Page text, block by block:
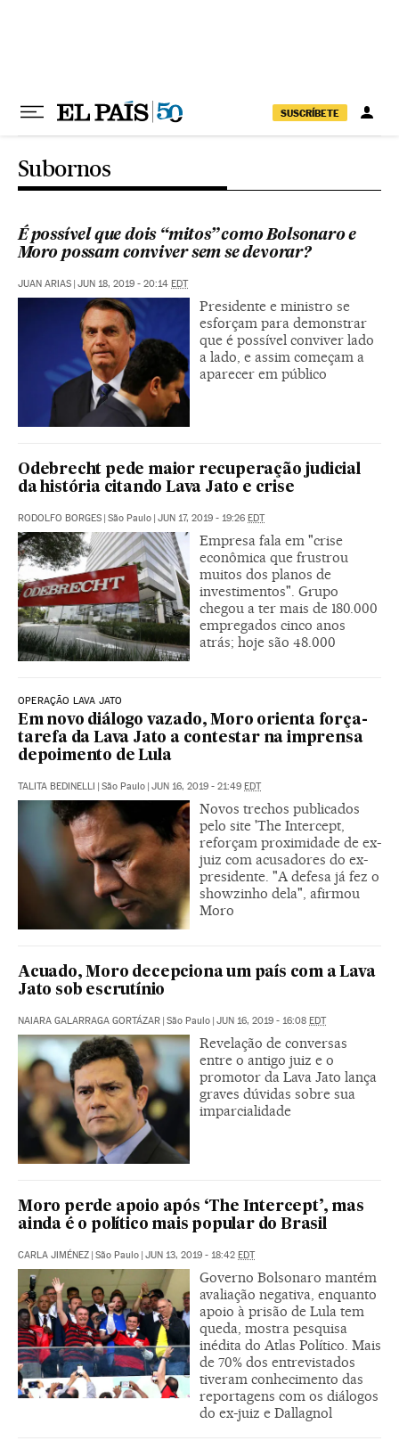
SUSCRÍBETE
Subornos
É possível que dois “mitos” como Bolsonaro e
Moro possam conviver sem se devorar?
JUAN ARIAS | JUN 18, 2019 - 20:14 EDT
Presidente e ministro se
esforçam para demonstrar
que é possível conviver lado
a lado, e assim começam a
aparecer em público
Odebrecht pede maior recuperação judicial
da história citando Lava Jato e crise
RODOLFO BORGES | São Paulo | JUN 17, 2019 - 19:26 EDT
Empresa fala em "crise
econômica que frustrou
muitos dos planos de
investimentos". Grupo
chegou a ter mais de 180.000
empregados cinco anos
atrás; hoje são 48.000
OPERAÇÃO LAVA JATO
Em novo diálogo vazado, Moro orienta força-
tarefa da Lava Jato a contestar na imprensa
depoimento de Lula
TALITA BEDINELLI | São Paulo | JUN 16, 2019 - 21:49 EDT
Novos trechos publicados
pelo site 'The Intercept,
reforçam proximidade de ex-
juiz com acusadores do ex-
presidente. "A defesa já fez o
showzinho dela", afirmou
Moro
Acuado, Moro decepciona um país com a Lava
Jato sob escrutínio
NAIARA GALARRAGA GORTÁZAR | São Paulo | JUN 16, 2019 - 16:08 EDT
Revelação de conversas
entre o antigo juiz e o
promotor da Lava Jato lança
graves dúvidas sobre sua
imparcialidade
Moro perde apoio após ‘The Intercept’, mas
ainda é o político mais popular do Brasil
CARLA JIMÉNEZ | São Paulo | JUN 13, 2019 - 18:42 EDT
Governo Bolsonaro mantém
avaliação negativa, enquanto
apoio à prisão de Lula tem
queda, mostra pesquisa
inédita do Atlas Político. Mais
de 70% dos entrevistados
tiveram conhecimento das
reportagens com os diálogos
do ex-juiz e Dallagnol